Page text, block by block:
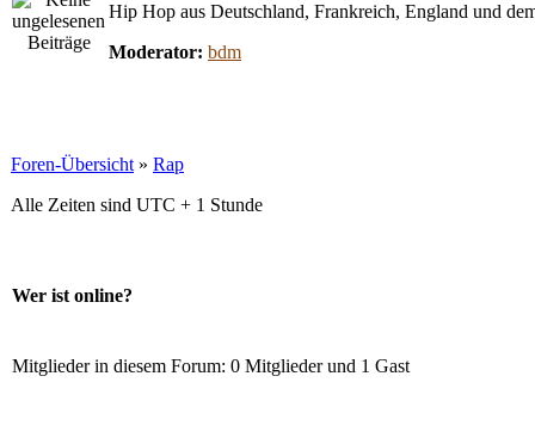
Hip Hop aus Deutschland, Frankreich, England und
Moderator: bdm
Foren-Übersicht » Rap
Alle Zeiten sind UTC + 1 Stunde
Wer ist online?
Mitglieder in diesem Forum: 0 Mitglieder und 1 Gast